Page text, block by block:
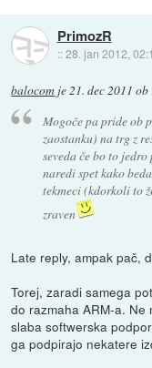
PrimozR
::28. jan 2012,
balocom je21. dec 2011
Mogoče pa pride ob
zaostanku) na trg z
seveda če bo to
naredi spet kako
tekmeci (kdorkoli to
zraven
Late reply, ampak pač,
Torej, zaradi samega
do razmaha ARM-a.
slaba softwerska
ga podpirajo nekatere